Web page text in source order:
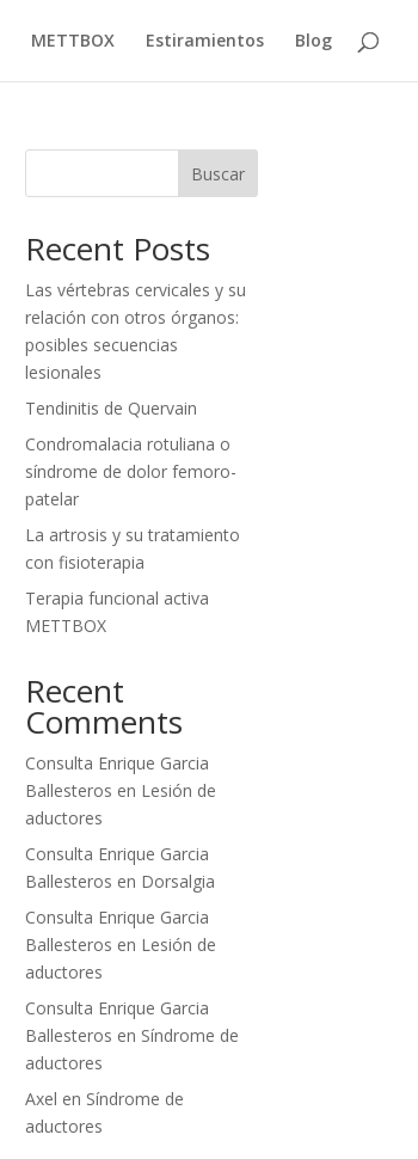
METTBOX Estiramientos Blog
Buscar
Recent Posts
Las vértebras cervicales y su
relación con otros órganos:
posibles secuencias
lesionales
Tendinitis de Quervain
Condromalacia rotuliana o
síndrome de dolor femoro-
patelar
La artrosis y su tratamiento
con fisioterapia
Terapia funcional activa
METTBOX
Recent
Comments
Consulta Enrique Garcia
Ballesteros en Lesión de
aductores
Consulta Enrique Garcia
Ballesteros en Dorsalgia
Consulta Enrique Garcia
Ballesteros en Lesión de
aductores
Consulta Enrique Garcia
Ballesteros en Síndrome de
aductores
Axel en Síndrome de
aductores